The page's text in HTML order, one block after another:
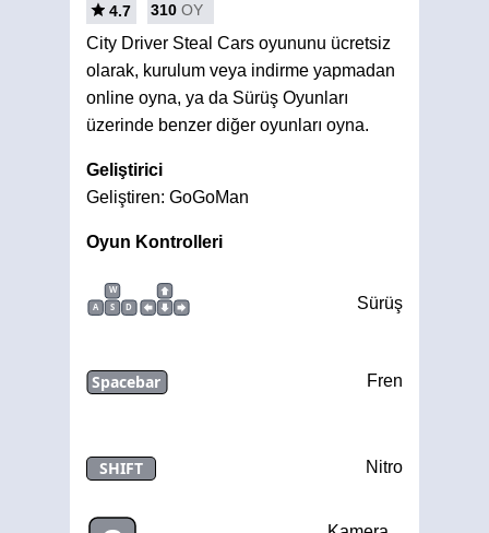
4.7 310 OY
City Driver Steal Cars oyununu ücretsiz
olarak, kurulum veya indirme yapmadan
online oyna, ya da Sürüş Oyunları
üzerinde benzer diğer oyunları oyna.
Geliştirici
Geliştiren: GoGoMan
Oyun Kontrolleri
W
A
S D Sürüş
Spacebar Fren
SHIFT Nitro